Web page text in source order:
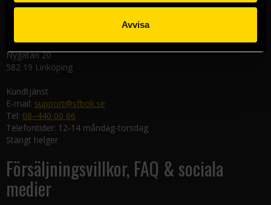
Avvisa
Södra Förstadsgatan 26
Linköpingsbutiken
Nygatan 20
582 19 Linköping
Kundtjänst
E-mail: support@sfbok.se
Tel: 08–440 00 66
Telefontider: 12-14 måndag-torsdag
Stängt helger
Försäljningsvillkor, FAQ & sociala
medier